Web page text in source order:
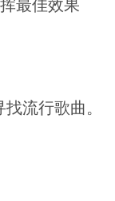
最佳效果
流行歌曲。